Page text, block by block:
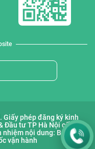
Giấy phép đăng ký kinh
Đầu tư TP Hà Nội cấp lần
nội dung: Bà
vận hành